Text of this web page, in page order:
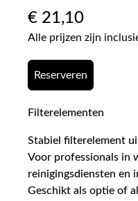
€ 21,10
Alle prijzen zijn
Reserveren
Filterelementen
Stabiel filterelement
Voor professionals in
reinigingsdiensten en
Geschikt als optie of